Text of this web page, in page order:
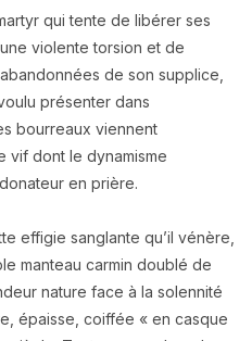
qui tente de libérer ses
violente torsion et de
de son supplice,
présenter dans
bourreaux viennent
vif dont le dynamisme
en prière.
effigie sanglante qu’il vénère,
manteau carmin doublé de
nature face à la solennité
épaisse, coiffée « en casque